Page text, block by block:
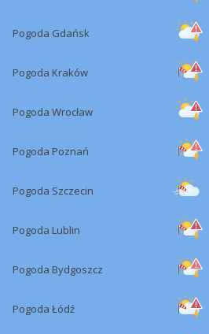
Pogoda Gdańsk
Pogoda Kraków
Pogoda Wrocław
Pogoda Poznań
Pogoda Szczecin
Pogoda Lublin
Pogoda Bydgoszcz
Pogoda Łódź